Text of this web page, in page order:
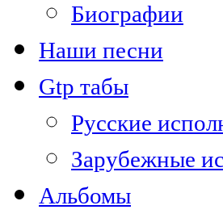
Биографии
Наши песни
Gtp табы
Русские
Зарубежные
Альбомы